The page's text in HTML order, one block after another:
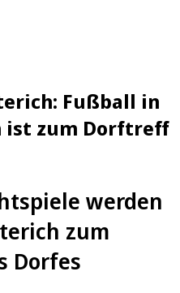
Fußball in
ist zum Dorftreff
werden
zum
Dorfes